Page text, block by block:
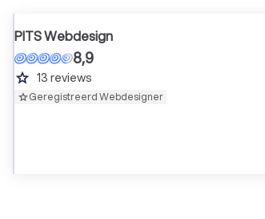
PITS Webdesign
8,9
grade 13 reviews
Geregistreerd Webdesigner